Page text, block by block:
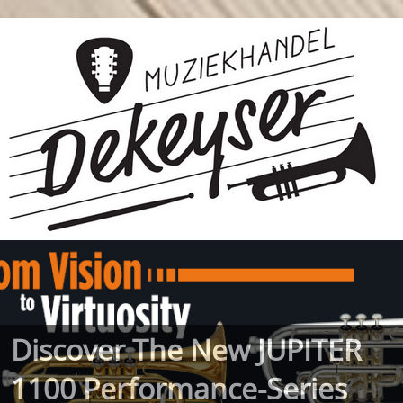
Discover The New JUPITER
1100 Performance-Series